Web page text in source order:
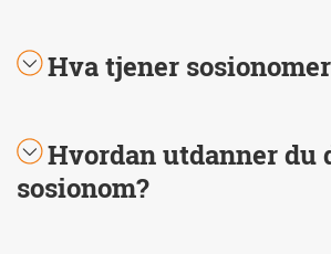
Hva tjener
Hvordan utdanner du
sosionom?